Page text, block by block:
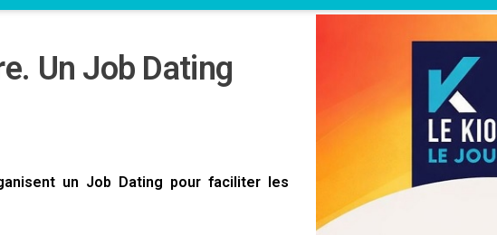
Un Job Dating
un Job Dating pour faciliter les